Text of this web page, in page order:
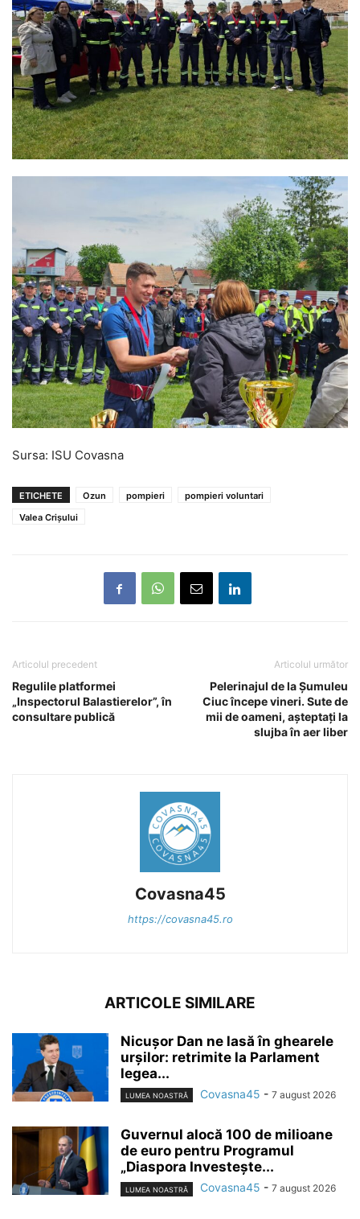
Sursa: ISU Covasna
ETICHETE Ozun pompieri
pompieri voluntari
Valea Crișului
Articolul precedent
Regulile platformei
„Inspectorul Balastierelor”, în
consultare publică
Articolul următor
Pelerinajul de la Șumuleu
Ciuc începe vineri. Sute de
mii de oameni, așteptați la
slujba în aer liber
Covasna45
https://covasna45.ro
ARTICOLE SIMILARE
Nicușor Dan ne lasă în ghearele
urșilor: retrimite la Parlament
legea...
LUMEA NOASTRĂ Covasna45 - 7 august 2026
Guvernul alocă 100 de milioane
de euro pentru Programul
„Diaspora Investește...
LUMEA NOASTRĂ Covasna45 - 7 august 2026